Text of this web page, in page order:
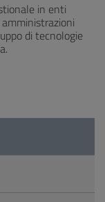
in enti
di tecnologie